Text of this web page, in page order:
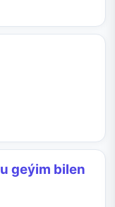
geýim bilen